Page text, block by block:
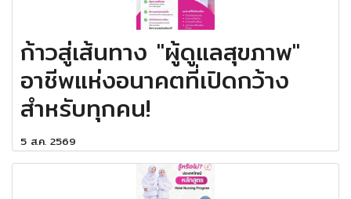
ก้าวสู่เส้นทาง "ผู้ดูแลสุขภาพ"
อาชีพแห่งอนาคตที่เปิดกว้าง
สำหรับทุกคน!
5 ส.ค. 2569